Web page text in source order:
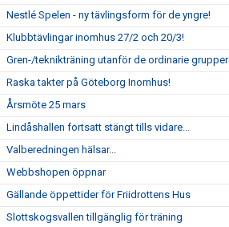
Nestlé Spelen - ny tävlingsform för de yngre!
Klubbtävlingar inomhus 27/2 och 20/3!
Gren-/teknikträning utanför de ordinarie grupper
Raska takter på Göteborg Inomhus!
Årsmöte 25 mars
Lindåshallen fortsatt stängt tills vidare...
Valberedningen hälsar...
Webbshopen öppnar
Gällande öppettider för Friidrottens Hus
Slottskogsvallen tillgänglig för träning